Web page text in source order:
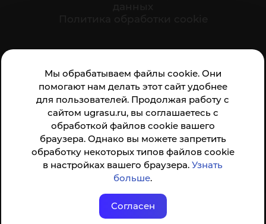
Мы обрабатываем файлы cookie. Они
помогают нам делать этот сайт удобнее
для пользователей. Продолжая работу с
сайтом ugrasu.ru, вы соглашаетесь с
обработкой файлов cookie вашего
браузера. Однако вы можете запретить
обработку некоторых типов файлов cookie
в настройках вашего браузера.Узнать
больше.
Согласен
организации:
Анкета доступна по QR-коду, а так же по прямой
ссылке
© ФГБОУ ВО ЮГУ 2001–2026